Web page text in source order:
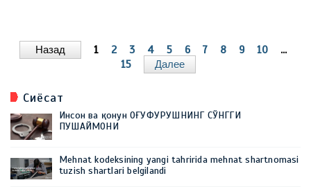
Назад 1 2 3 4 5 6 7 8 9 10
...
15
Далее
Сиёсат
Инсон ва қонун ОҒУФУРУШНИНГ СЎНГГИ
ПУШАЙМОНИ
Mehnat kodeksining yangi tahririda mehnat shartnomasi
tuzish shartlari belgilandi